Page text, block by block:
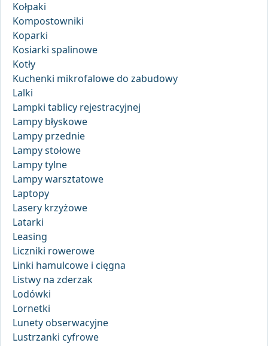
Kołpaki
Kompostowniki
Koparki
Kosiarki spalinowe
Kotły
Kuchenki mikrofalowe do zabudowy
Lalki
Lampki tablicy rejestracyjnej
Lampy błyskowe
Lampy przednie
Lampy stołowe
Lampy tylne
Lampy warsztatowe
Laptopy
Lasery krzyżowe
Latarki
Leasing
Liczniki rowerowe
Linki hamulcowe i cięgna
Listwy na zderzak
Lodówki
Lornetki
Lunety obserwacyjne
Lustrzanki cyfrowe